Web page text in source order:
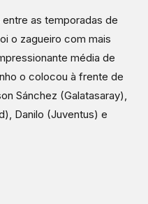
as temporadas de
o zagueiro com mais
média de
o colocou à frente de
Sánchez (Galatasaray),
Danilo (Juventus) e